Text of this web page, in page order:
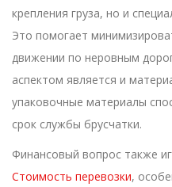
крепления груза, но и
Это помогает
движении по неровным
аспектом является и
упаковочные материалы
срок службы брусчатки.
Финансовый вопрос также
Стоимость перевозки,